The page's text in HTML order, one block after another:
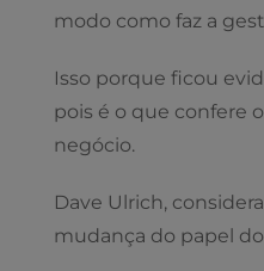
modo como faz a
Isso porque ficou
pois é o que confere
negócio.
Dave Ulrich,
mudança do papel